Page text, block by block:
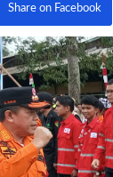
Share on Facebook